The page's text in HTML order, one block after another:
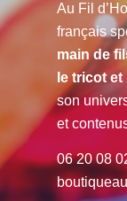
Au Fil
français
main de
le tricot
son
et
06 20 08